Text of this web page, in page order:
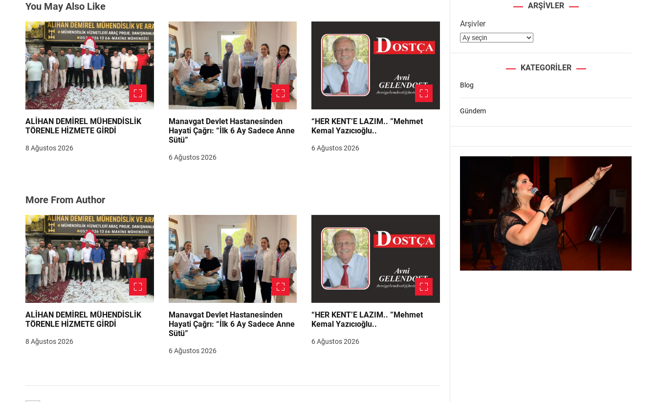
e
s
i
You May Also Like
ALİHAN DEMİREL MÜHENDİSLİK
TÖRENLE HİZMETE GİRDİ
8 Ağustos 2026
Manavgat Devlet Hastanesinden
Hayati Çağrı: “İlk 6 Ay Sadece Anne
Sütü”
6 Ağustos 2026
“HER KENT’E LAZIM.. ”Mehmet
Kemal Yazıcıoğlu..
6 Ağustos 2026
More From Author
ALİHAN DEMİREL MÜHENDİSLİK
TÖRENLE HİZMETE GİRDİ
8 Ağustos 2026
Manavgat Devlet Hastanesinden
Hayati Çağrı: “İlk 6 Ay Sadece Anne
Sütü”
6 Ağustos 2026
“HER KENT’E LAZIM.. ”Mehmet
Kemal Yazıcıoğlu..
6 Ağustos 2026
ARŞIVLER
Arşivler
KATEGORILER
Blog
Gündem